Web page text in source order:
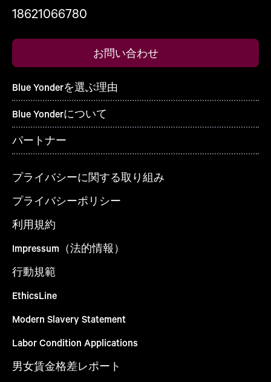
18621066780
お問い合わせ
Blue Yonderを選ぶ理由
Blue Yonderについて
パートナー
プライバシーに関する取り組み
プライバシーポリシー
利用規約
Impressum（法的情報）
行動規範
EthicsLine
Modern Slavery Statement
Labor Condition Applications
男女賃金格差レポート